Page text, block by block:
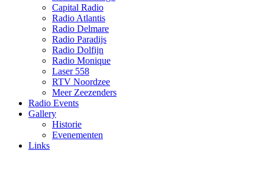
Capital Radio
Radio Atlantis
Radio Delmare
Radio Paradijs
Radio Dolfijn
Radio Monique
Laser 558
RTV Noordzee
Meer Zeezenders
Radio Events
Gallery
Historie
Evenementen
Links